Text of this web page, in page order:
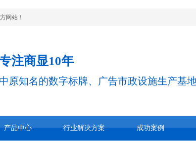
网站！
注商显10年
中原知名的数字标牌、广告市政设施生产基
产品中心 行业解决方案 成功案例